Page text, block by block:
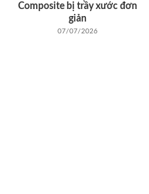
Composite bị trầy xước đơn
giản
07/07/2026